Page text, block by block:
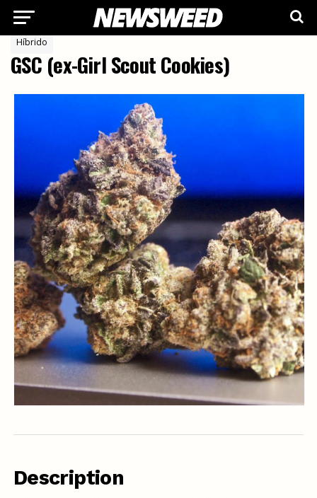
Híbrido
GSC (ex-Girl Scout Cookies)
Description